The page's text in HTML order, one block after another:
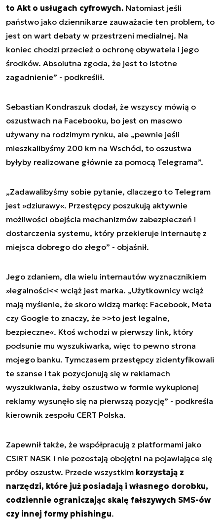
to Akt o usługach cyfrowych. Natomiast jeśli
państwo jako dziennikarze zauważacie ten problem, to
jest on wart debaty w przestrzeni medialnej. Na
koniec chodzi przecież o ochronę obywatela i jego
środków. Absolutna zgoda, że jest to istotne
zagadnienie” - podkreślił.
Sebastian Kondraszuk dodał, że wszyscy mówią o
oszustwach na Facebooku, bo jest on masowo
używany na rodzimym rynku, ale „pewnie jeśli
mieszkalibyśmy 200 km na Wschód, to oszustwa
byłyby realizowane głównie za pomocą Telegrama”.
„Zadawalibyśmy sobie pytanie, dlaczego to Telegram
jest »dziurawy«. Przestępcy poszukują aktywnie
możliwości obejścia mechanizmów zabezpieczeń i
dostarczenia systemu, który przekieruje internautę z
miejsca dobrego do złego” - objaśnił.
Jego zdaniem, dla wielu internautów wyznacznikiem
»legalności<< wciąż jest marka. „Użytkownicy wciąż
mają myślenie, że skoro widzą markę: Facebook, Meta
czy Google to znaczy, że >>to jest legalne,
bezpieczne«. Ktoś wchodzi w pierwszy link, który
podsunie mu wyszukiwarka, więc to pewno strona
mojego banku. Tymczasem przestępcy zidentyfikowali
te szanse i tak pozycjonują się w reklamach
wyszukiwania, żeby oszustwo w formie wykupionej
reklamy wysunęło się na pierwszą pozycję” - podkreśla
kierownik zespołu CERT Polska.
Zapewnił także, że współpracują z platformami jako
CSIRT NASK i nie pozostają obojętni na pojawiające się
próby oszustw. Przede wszystkim korzystają z
narzędzi, które już posiadają i własnego dorobku,
codziennie ograniczając skalę fałszywych SMS-ów
czy innej formy phishingu.